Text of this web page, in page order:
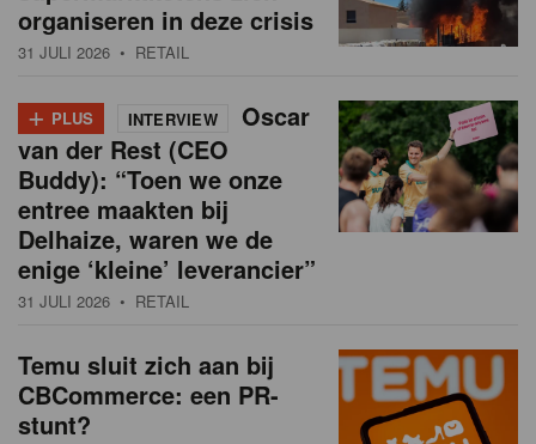
organiseren in deze crisis
31 JULI 2026 • RETAIL
+ PLUS INTERVIEW
Oscar
van der Rest (CEO
Buddy): “Toen we onze
entree maakten bij
Delhaize, waren we de
enige ‘kleine’ leverancier”
31 JULI 2026 • RETAIL
Temu sluit zich aan bij
CBCommerce: een PR-
stunt?